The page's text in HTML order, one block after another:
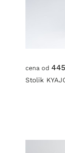
cena od
Stolik